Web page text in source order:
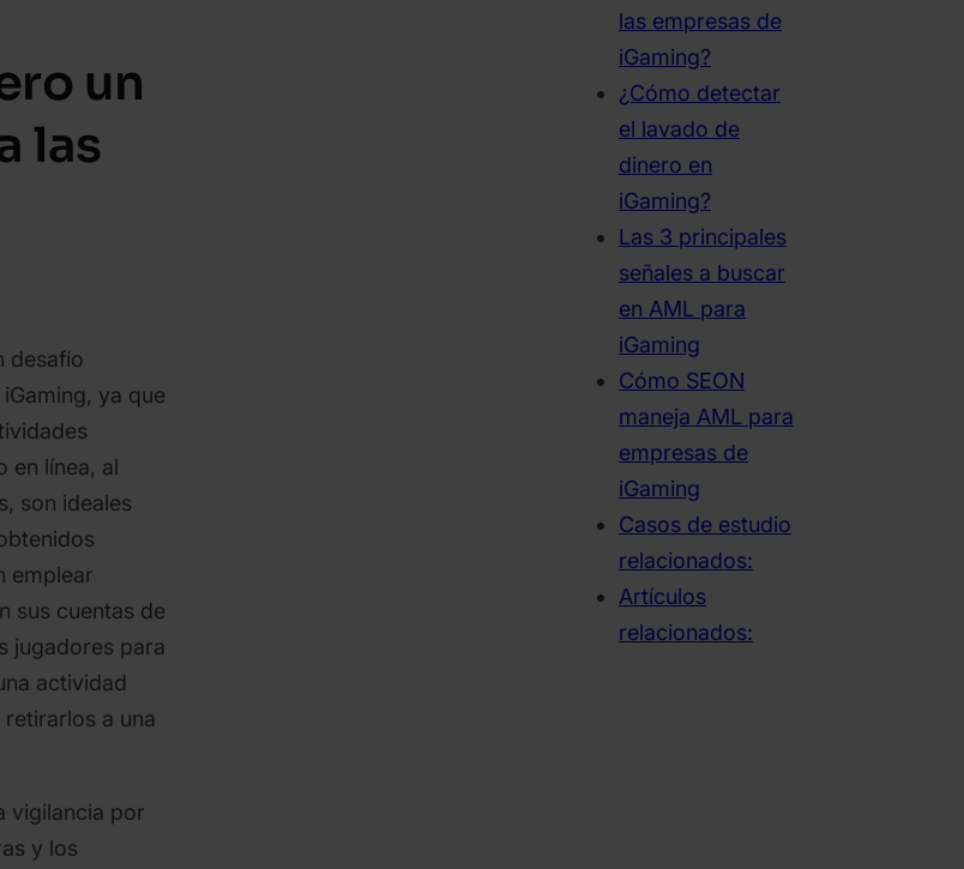
un
las
desafío
ya que
en línea, al
son ideales
emplear
sus cuentas de
jugadores para
actividad
a una
vigilancia por
y los
las empresas de
iGaming?
¿Cómo detectar
el lavado de
dinero en
iGaming?
Las 3 principales
señales a buscar
en AML para
iGaming
Cómo SEON
maneja AML para
empresas de
iGaming
Casos de estudio
relacionados:
Artículos
relacionados: